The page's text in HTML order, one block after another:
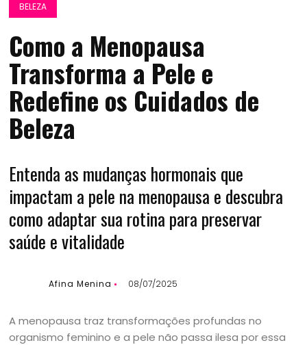
BELEZA
Como a Menopausa
Transforma a Pele e
Redefine os Cuidados de
Beleza
Entenda as mudanças hormonais que
impactam a pele na menopausa e descubra
como adaptar sua rotina para preservar
saúde e vitalidade
Afina Menina 08/07/2025
A menopausa traz transformações profundas no
organismo feminino e a pele não passa ilesa por essa